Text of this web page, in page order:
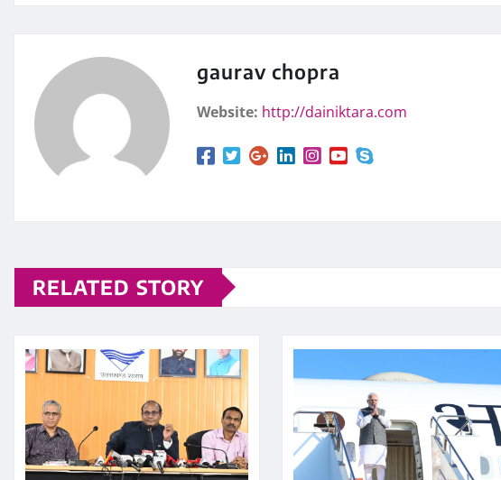
gaurav chopra
Website: http://dainiktara.com
RELATED STORY